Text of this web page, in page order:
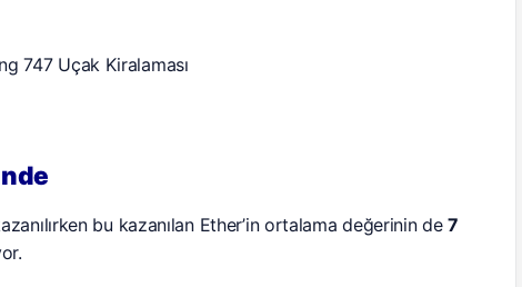
bu kazanılan Ether’in ortalama değerinin de7